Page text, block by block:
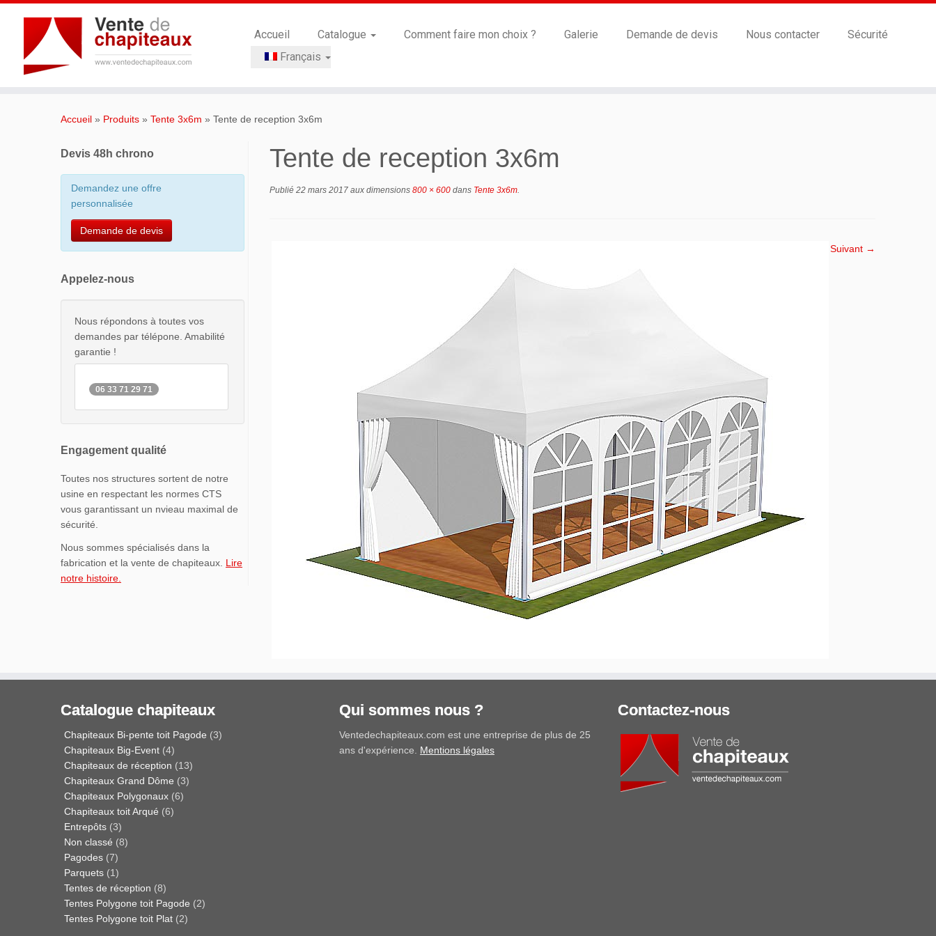
Accueil Catalogue Comment faire mon choix ? Galerie Demande de devis Nous contacter
Sécurité
Français
Accueil » Produits » Tente 3x6m » Tente de reception 3x6m
Devis 48h chrono
Demandez une offre
personnalisée
Demande de devis
Appelez-nous
Nous répondons à toutes vos
demandes par télépone. Amabilité
garantie !
06 33 71 29 71
Engagement qualité
Toutes nos structures sortent de notre
usine en respectant les normes CTS
vous garantissant un nvieau maximal de
sécurité.
Nous sommes spécialisés dans la
fabrication et la vente de chapiteaux. Lire
notre histoire.
Tente de reception 3x6m
Publié 22 mars 2017 aux dimensions 800 × 600 dans Tente 3x6m.
Suivant →
Catalogue chapiteaux
Chapiteaux Bi-pente toit Pagode (3)
Chapiteaux Big-Event (4)
Chapiteaux de réception (13)
Chapiteaux Grand Dôme (3)
Chapiteaux Polygonaux (6)
Chapiteaux toit Arqué (6)
Entrepôts (3)
Non classé (8)
Pagodes (7)
Parquets (1)
Tentes de réception (8)
Tentes Polygone toit Pagode (2)
Tentes Polygone toit Plat (2)
Qui sommes nous ?
Ventedechapiteaux.com est une entreprise de plus de 25
ans d'expérience. Mentions légales
Contactez-nous